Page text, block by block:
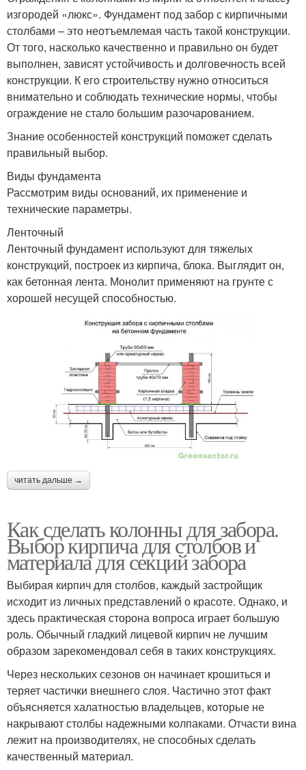
изгородей «люкс». Фундамент под забор с кирпичными
столбами – это неотъемлемая часть такой конструкции.
От того, насколько качественно и правильно он будет
выполнен, зависят устойчивость и долговечность всей
конструкции. К его строительству нужно относиться
внимательно и соблюдать технические нормы, чтобы
ограждение не стало большим разочарованием.
Знание особенностей конструкций поможет сделать
правильный выбор.
Виды фундамента
Рассмотрим виды оснований, их применение и
технические параметры.
Ленточный
Ленточный фундамент используют для тяжелых
конструкций, построек из кирпича, блока. Выглядит он,
как бетонная лента. Монолит применяют на грунте с
хорошей несущей способностью.
читать дальше →
Как сделать колонны для забора.
Выбор кирпича для столбов и
материала для секций забора
Выбирая кирпич для столбов, каждый застройщик
исходит из личных представлений о красоте. Однако, и
здесь практическая сторона вопроса играет большую
роль. Обычный гладкий лицевой кирпич не лучшим
образом зарекомендовал себя в таких конструкциях.
Через нескольких сезонов он начинает крошиться и
теряет частички внешнего слоя. Частично этот факт
объясняется халатностью владельцев, которые не
накрывают столбы надежными колпаками. Отчасти вина
лежит на производителях, не способных сделать
качественный материал.